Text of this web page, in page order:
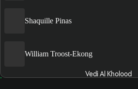
Shaquille Pinas
William Troost-Ekong
Vedi Al Kholood